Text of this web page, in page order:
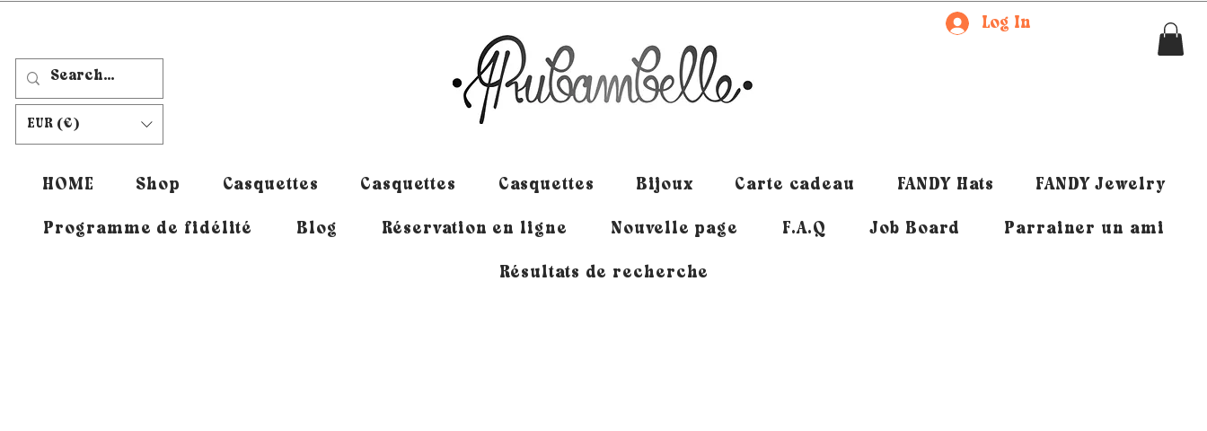
EUR (€)
Log In
HOME Shop Casquettes Casquettes Casquettes Bijoux Carte cadeau FANDY Hats FANDY Jewelry
Programme de fidélité Blog Réservation en ligne Nouvelle page F.A.Q Job Board Parrainer un ami
Résultats de recherche